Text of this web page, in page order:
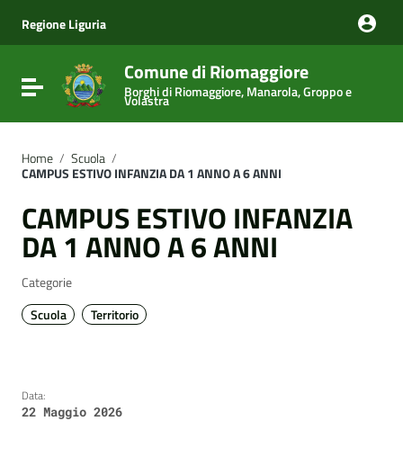
Vai al menu di navigazione
Vai al footer
Regione Liguria
Attiva / disattiva la navigazione
Comune di Riomaggiore
Borghi di Riomaggiore, Manarola, Groppo e
Volastra
Home / Scuola /
CAMPUS ESTIVO INFANZIA DA 1 ANNO A 6 ANNI
CAMPUS ESTIVO INFANZIA
DA 1 ANNO A 6 ANNI
Categorie
Scuola
Territorio
Data:
22 Maggio 2026